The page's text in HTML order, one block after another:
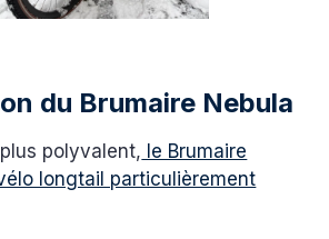
du Brumaire Nebula
polyvalent, le Brumaire
longtail particulièrement